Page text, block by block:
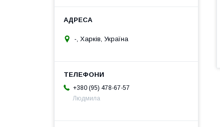
-, Харків, Україна
+380 (95) 478-67-57
Людмила